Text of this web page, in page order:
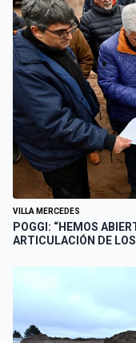
VILLA MERCEDES
POGGI: “HEMOS
ARTICULACIÓN DE